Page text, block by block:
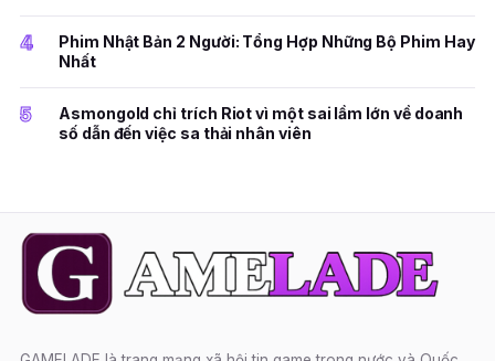
4
Phim Nhật Bản 2 Người: Tổng Hợp Những Bộ Phim Hay
Nhất
5
Asmongold chỉ trích Riot vì một sai lầm lớn về doanh
số dẫn đến việc sa thải nhân viên